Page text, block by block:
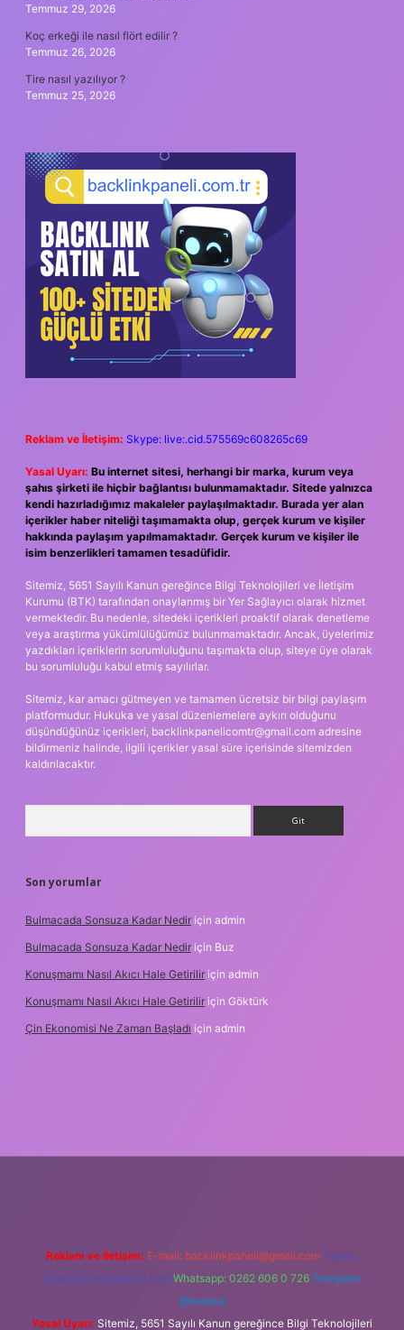
Temmuz 29, 2026
Koç erkeği ile nasıl flört edilir ?
Temmuz 26, 2026
Tire nasıl yazılıyor ?
Temmuz 25, 2026
Reklam ve İletişim: Skype: live:.cid.575569c608265c69
Yasal Uyarı: Bu internet sitesi, herhangi bir marka, kurum veya
şahıs şirketi ile hiçbir bağlantısı bulunmamaktadır. Sitede yalnızca
kendi hazırladığımız makaleler paylaşılmaktadır. Burada yer alan
içerikler haber niteliği taşımamakta olup, gerçek kurum ve kişiler
hakkında paylaşım yapılmamaktadır. Gerçek kurum ve kişiler ile
isim benzerlikleri tamamen tesadüfidir.
Sitemiz, 5651 Sayılı Kanun gereğince Bilgi Teknolojileri ve İletişim
Kurumu (BTK) tarafından onaylanmış bir Yer Sağlayıcı olarak hizmet
vermektedir. Bu nedenle, sitedeki içerikleri proaktif olarak denetleme
veya araştırma yükümlülüğümüz bulunmamaktadır. Ancak, üyelerimiz
yazdıkları içeriklerin sorumluluğunu taşımakta olup, siteye üye olarak
bu sorumluluğu kabul etmiş sayılırlar.
Sitemiz, kar amacı gütmeyen ve tamamen ücretsiz bir bilgi paylaşım
platformudur. Hukuka ve yasal düzenlemelere aykırı olduğunu
düşündüğünüz içerikleri, backlinkpanelicomtr@gmail.com adresine
bildirmeniz halinde, ilgili içerikler yasal süre içerisinde sitemizden
kaldırılacaktır.
Son yorumlar
Bulmacada Sonsuza Kadar Nedir için admin
Bulmacada Sonsuza Kadar Nedir için Buz
Konuşmamı Nasıl Akıcı Hale Getirilir için admin
Konuşmamı Nasıl Akıcı Hale Getirilir için Göktürk
Çin Ekonomisi Ne Zaman Başladı için admin
Reklam ve İletişim: E-mail: backlinkpaneli@gmail.com Teams:
forumhizmeti@gmail.com Whatsapp: 0262 606 0 726 Telegram:
@karabul
Yasal Uyarı: Sitemiz, 5651 Sayılı Kanun gereğince Bilgi Teknolojileri